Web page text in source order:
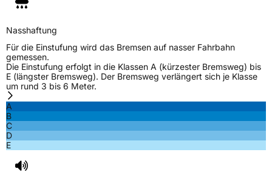
Nasshaftung
Für die Einstufung wird das Bremsen auf nasser Fahrbahn
gemessen.
Die Einstufung erfolgt in die Klassen A (kürzester Bremsweg) bis
E (längster Bremsweg). Der Bremsweg verlängert sich je Klasse
um rund 3 bis 6 Meter.
A
B
C
D
E